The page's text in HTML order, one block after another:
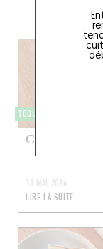
TOQUÉRA 614
Croque-
31 MAI 2026
LIRE LA SUITE